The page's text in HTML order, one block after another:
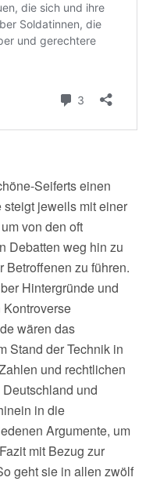
Seiferts einen
jeweils mit einer
von den oft
Debatten weg hin zu
Betroffenen zu führen.
Hintergründe und
wären das
Stand der Technik in
und rechtlichen
und
in die
Argumente, um
mit Bezug zur
geht sie in allen zwölf